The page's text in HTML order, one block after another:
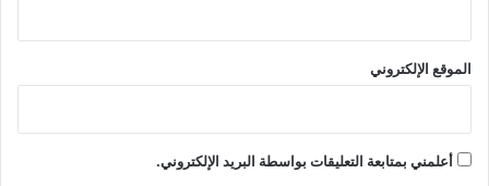
الموقع الإلكتروني
أعلمني بمتابعة التعليقات بواسطة البريد الإلكتروني.